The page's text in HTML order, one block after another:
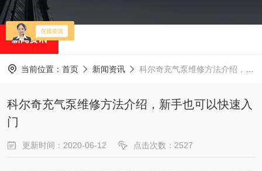
新闻资讯
当前位置： 首页 新闻资讯 科尔奇充气泵维修方法介绍，新手也可以快速入门
科尔奇充气泵维修方法介绍，新手也可以快速入
门
更新时间：2020-06-12 点击次数：2527